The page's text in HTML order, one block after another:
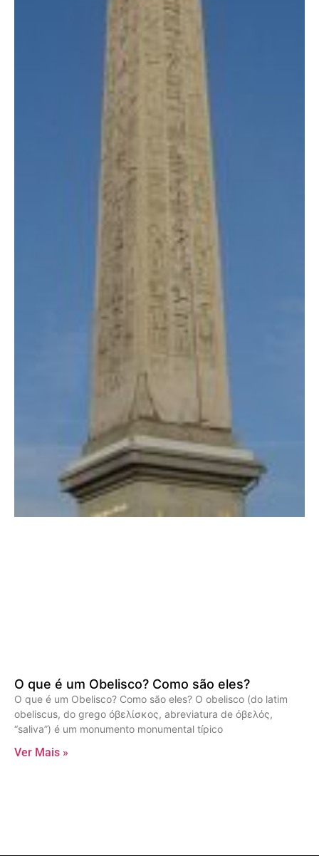
O que é um Obelisco? Como são eles?
O que é um Obelisco? Como são eles? O obelisco (do latim
obeliscus, do grego ὀβελίσκος, abreviatura de ὀβελός,
“saliva”) é um monumento monumental típico
Ver Mais »